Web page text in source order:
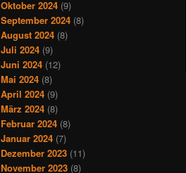
Oktober 2024 (9)
September 2024 (8)
August 2024 (8)
Juli 2024 (9)
Juni 2024 (12)
Mai 2024 (8)
April 2024 (9)
März 2024 (8)
Februar 2024 (8)
Januar 2024 (7)
Dezember 2023 (11)
November 2023 (8)